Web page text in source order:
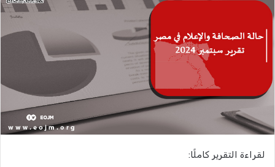
لقراءة التقرير كاملًا: